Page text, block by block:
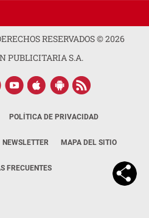
RESERVADOS ©2026
PUBLICITARIA S.A.
POLÍTICA DE PRIVACIDAD
NEWSLETTER MAPA DEL SITIO
FRECUENTES